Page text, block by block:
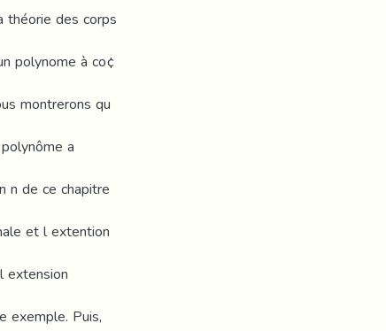
théorie des corps
polynome à co¢
montrerons qu
a
n de ce chapitre
et l extention
extension
exemple. Puis,